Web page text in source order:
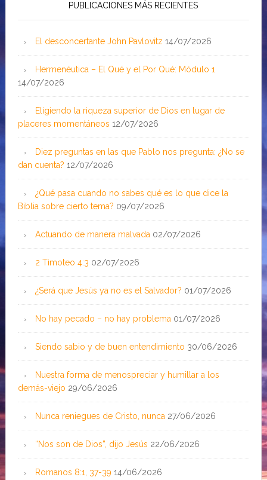
PUBLICACIONES MÁS RECIENTES
El desconcertante John Pavlovitz 14/07/2026
Hermenéutica – El Qué y el Por Qué: Módulo 1
14/07/2026
Eligiendo la riqueza superior de Dios en lugar de
placeres momentáneos 12/07/2026
Diez preguntas en las que Pablo nos pregunta: ¿No se
dan cuenta? 12/07/2026
¿Qué pasa cuando no sabes qué es lo que dice la
Biblia sobre cierto tema? 09/07/2026
Actuando de manera malvada 02/07/2026
2 Timoteo 4:3 02/07/2026
¿Será que Jesús ya no es el Salvador? 01/07/2026
No hay pecado – no hay problema 01/07/2026
Siendo sabio y de buen entendimiento 30/06/2026
Nuestra forma de menospreciar y humillar a los
demás-viejo 29/06/2026
Nunca reniegues de Cristo, nunca 27/06/2026
“Nos son de Dios”, dijo Jesús 22/06/2026
Romanos 8:1, 37-39 14/06/2026